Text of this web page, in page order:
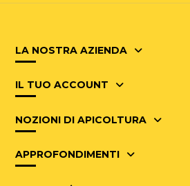
LA NOSTRA AZIENDA
IL TUO ACCOUNT
NOZIONI DI APICOLTURA
APPROFONDIMENTI